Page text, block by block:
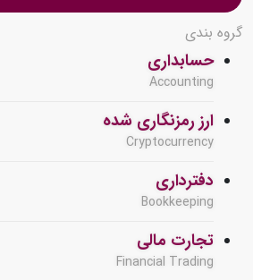
گروه بندی
حسابداری
Accounting
ارز رمزنگاری شده
Cryptocurrency
دفترداری
Bookkeeping
تجارت مالی
Financial Trading